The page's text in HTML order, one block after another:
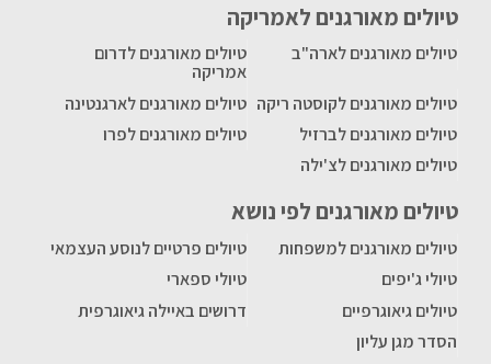
טיולים מאורגנים לאמריקה
טיולים מאורגנים לארה"ב
טיולים מאורגנים לדרום
אמריקה
טיולים מאורגנים לקוסטה ריקה טיולים מאורגנים לארגנטינה
טיולים מאורגנים לברזיל
טיולים מאורגנים לפרו
טיולים מאורגנים לצ'ילה
טיולים מאורגנים לפי נושא
טיולים מאורגנים למשפחות
טיולים פרטיים לנוסע העצמאי
טיולי ג'יפים
טיולי ספארי
טיולים גיאוגרפיים
דרושים באיילה גיאוגרפית
הסדר מגן עליון